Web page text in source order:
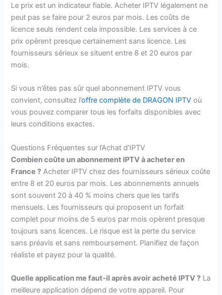
Le prix est un indicateur fiable. Acheter IPTV légalement ne
peut pas se faire pour 2 euros par mois. Les coûts de
licence seuls rendent cela impossible. Les services à ce
prix opèrent presque certainement sans licence. Les
fournisseurs sérieux se situent entre 8 et 20 euros par
mois.
Si vous n’êtes pas sûr quel abonnement IPTV vous
convient, consultez l’offre complète de DRAGON IPTV où
vous pouvez comparer tous les forfaits disponibles avec
leurs conditions exactes.
Questions Fréquentes sur l’Achat d’IPTV
Combien coûte un abonnement IPTV à acheter en
France ? Acheter IPTV chez des fournisseurs sérieux coûte
entre 8 et 20 euros par mois. Les abonnements annuels
sont souvent 20 à 40 % moins chers que les tarifs
mensuels. Les fournisseurs qui proposent un forfait
complet pour moins de 5 euros par mois opèrent presque
toujours sans licences. Le risque est la perte du service
sans préavis et sans remboursement. Planifiez de façon
réaliste et payez pour la qualité.
Quelle application me faut-il après avoir acheté IPTV ? La
meilleure application dépend de votre appareil. Pour